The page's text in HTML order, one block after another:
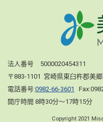
法人番号 5000020454311
〒883-1101 宮崎県東臼杵郡美
電話番号:0982-66-3601
開庁時間 8時30分～17時15分
Copyright 2021